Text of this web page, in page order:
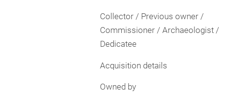
Collector / Previous owner /
Commissioner / Archaeologist /
Dedicatee
Acquisition details
Owned by